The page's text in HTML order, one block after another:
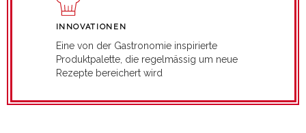
INNOVATIONEN
Eine von der Gastronomie inspirierte
Produktpalette, die regelmässig um neue
Rezepte bereichert wird